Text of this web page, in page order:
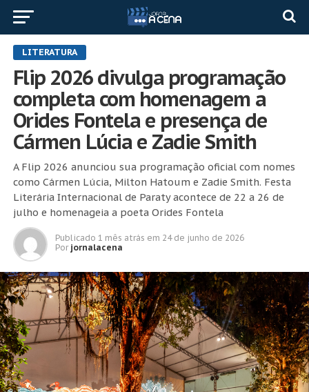
LITERATURA
Flip 2026 divulga programação
completa com homenagem a
Orides Fontela e presença de
Cármen Lúcia e Zadie Smith
A Flip 2026 anunciou sua programação oficial com nomes
como Cármen Lúcia, Milton Hatoum e Zadie Smith. Festa
Literária Internacional de Paraty acontece de 22 a 26 de
julho e homenageia a poeta Orides Fontela
Publicado 1 mês atrás em 24 de junho de 2026
Por jornalacena